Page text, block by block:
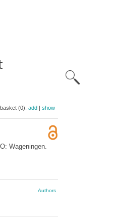
basket (0): add| show
Wageningen.
Authors